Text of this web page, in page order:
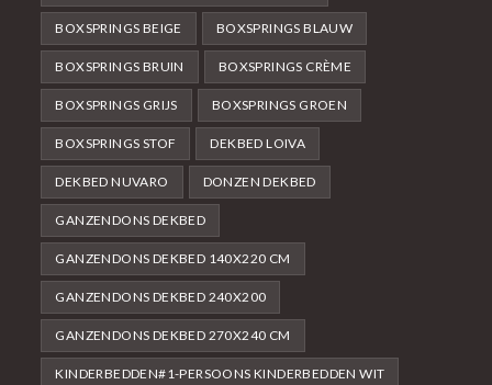
BOXSPRINGS BEIGE BOXSPRINGS BLAUW
BOXSPRINGS BRUIN BOXSPRINGS CRÈME
BOXSPRINGS GRIJS BOXSPRINGS GROEN
BOXSPRINGS STOF DEKBED LOIVA
DEKBED NUVARO DONZEN DEKBED
GANZENDONS DEKBED
GANZENDONS DEKBED 140X220 CM
GANZENDONS DEKBED 240X200
GANZENDONS DEKBED 270X240 CM
KINDERBEDDEN#1-PERSOONS KINDERBEDDEN WIT